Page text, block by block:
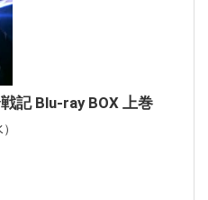
記 Blu-ray BOX 上巻